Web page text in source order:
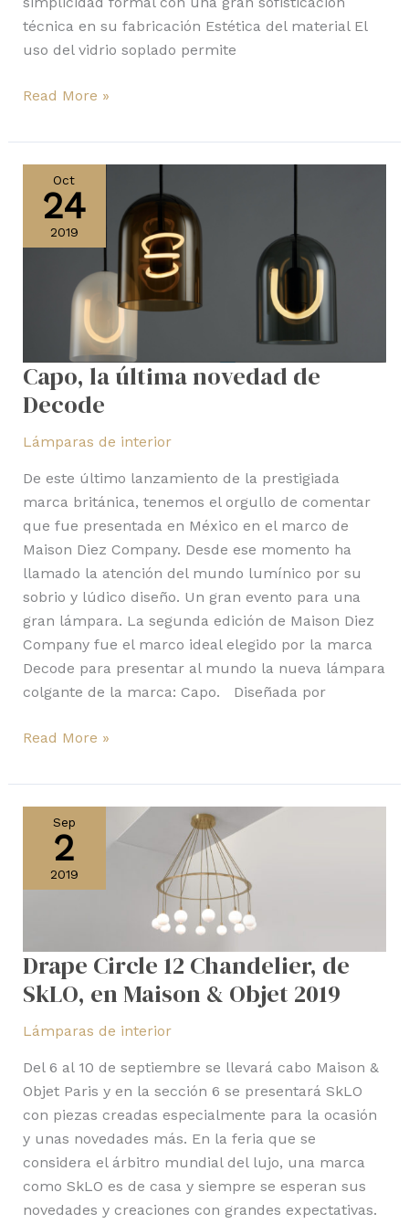
técnica en su fabricación Estética del material El
uso del vidrio soplado permite
Read More »
Oct
24
2019
Capo, la última novedad de
Decode
Lámparas de interior
De este último lanzamiento de la prestigiada
marca británica, tenemos el orgullo de comentar
que fue presentada en México en el marco de
Maison Diez Company. Desde ese momento ha
llamado la atención del mundo lumínico por su
sobrio y lúdico diseño. Un gran evento para una
gran lámpara. La segunda edición de Maison Diez
Company fue el marco ideal elegido por la marca
Decode para presentar al mundo la nueva lámpara
colgante de la marca: Capo. Diseñada por
última
novedad
de
Read More »
Sep
2
2019
Drape Circle 12 Chandelier, de
SkLO, en Maison & Objet 2019
Lámparas de interior
Del 6 al 10 de septiembre se llevará cabo Maison &
Objet Paris y en la sección 6 se presentará SkLO
con piezas creadas especialmente para la ocasión
y unas novedades más. En la feria que se
considera el árbitro mundial del lujo, una marca
como SkLO es de casa y siempre se esperan sus
novedades y creaciones con grandes expectativas.
Circle
Chandelier,
de
Maison
&
2019